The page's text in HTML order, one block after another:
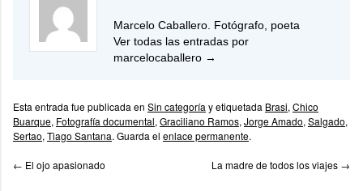
Marcelo Caballero. Fotógrafo, poeta
Ver todas las entradas por
marcelocaballero →
Esta entrada fue publicada en Sin categoríay etiquetada Brasi,Chico
Buarque, Fotografía documental,Graciliano Ramos,Jorge Amado,Salgado,
Sertao,Tiago Santana. Guarda el enlace permanente.
← El ojo apasionado La madre de todos los viajes →